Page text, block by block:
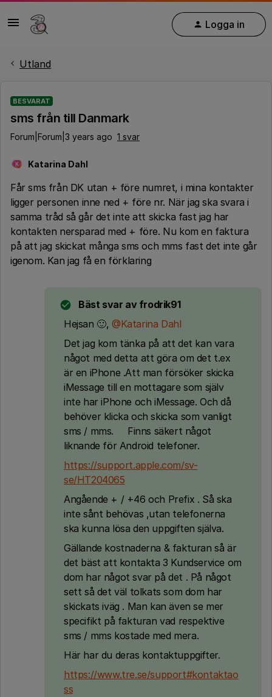
Logga in
Utland
BESVARAT
sms från till Danmark
Forum|Forum|3 years ago 1 svar
K Katarina Dahl
Får sms från DK utan + före numret, i mina kontakter
ligger personen inne ned + före nr. När jag ska svara i
samma tråd så går det inte att skicka fast jag har
kontakten nersparad med + före. Nu kom en faktura
på att jag skickat många sms och mms fast det inte går
igenom. Kan jag få en förklaring
Bäst svar av frodrik91
Hejsan 🙂, @Katarina Dahl
Det jag kom tänka på att det kan vara
något med detta att göra om det t.ex
är en iPhone .Att man försöker skicka
iMessage till en mottagare som själv
inte har iPhone och iMessage. Och då
behöver klicka och skicka som vanligt
sms / mms. Finns säkert något
liknande för Android telefoner.
https://support.apple.com/sv-
se/HT204065
Angående + / +46 och Prefix . Så ska
inte sånt behövas ,utan telefonerna
ska kunna lösa den uppgiften själva.
Gällande kostnaderna & fakturan så är
det bäst att kontakta 3 Kundservice om
dom har något svar på det . På något
sett så det väl tolkats som dom har
skickats iväg . Man kan även se mer
specifikt på fakturan vad respektive
sms / mms kostade med mera.
Här har du deras kontaktuppgifter.
https://www.tre.se/support#kontaktao
ss